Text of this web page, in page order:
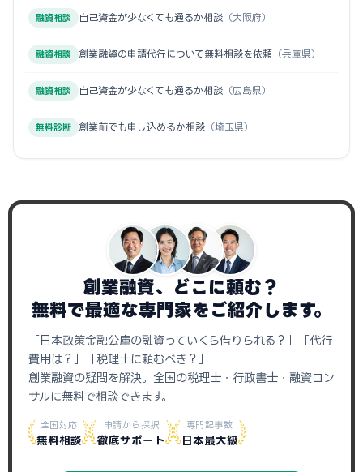
融資相談 自己資金が少なくても通るか相談 （大阪府）
融資相談 創業融資の申請代行について無料相談を依頼 （兵庫県）
融資相談 自己資金が少なくても通るか相談 （広島県）
無料診断 創業前でも申し込めるか相談 （埼玉県）
創業融資、どこに頼む？
無料で最適な専門家をご紹介します。
「日本政策金融公庫の融資っていくら借りられる？」「代行
費用は？」「税理士に頼むべき？」
創業融資の疑問を解決。全国の税理士・行政書士・融資コン
サルに無料で相談できます。
全国対応
無料相談
申請から採択
徹底サポート
専門記事数
日本最大級